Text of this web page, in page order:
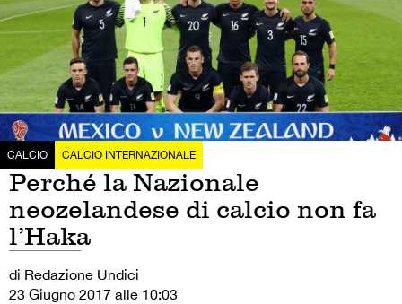
CALCIO CALCIO INTERNAZIONALE
Perché la Nazionale
neozelandese di calcio non fa
l’Haka
di Redazione Undici
23 Giugno 2017 alle 10:03